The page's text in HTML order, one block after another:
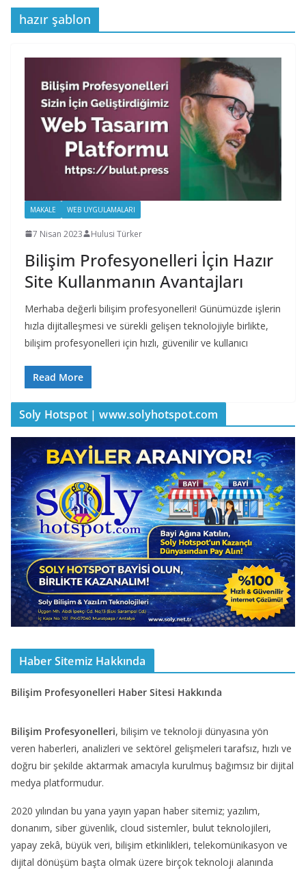
hazır şablon
MAKALE WEB UYGULAMALARI
7 Nisan 2023 Hulusi Türker
Bilişim Profesyonelleri İçin Hazır
Site Kullanmanın Avantajları
Merhaba değerli bilişim profesyonelleri! Günümüzde işlerin
hızla dijitalleşmesi ve sürekli gelişen teknolojiyle birlikte,
bilişim profesyonelleri için hızlı, güvenilir ve kullanıcı
Read More
Soly Hotspot | www.solyhotspot.com
Haber Sitemiz Hakkında
Bilişim Profesyonelleri Haber Sitesi Hakkında
Bilişim Profesyonelleri, bilişim ve teknoloji dünyasına yön
veren haberleri, analizleri ve sektörel gelişmeleri tarafsız, hızlı ve
doğru bir şekilde aktarmak amacıyla kurulmuş bağımsız bir dijital
medya platformudur.
2020 yılından bu yana yayın yapan haber sitemiz; yazılım,
donanım, siber güvenlik, cloud sistemler, bulut teknolojileri,
yapay zekâ, büyük veri, bilişim etkinlikleri, telekomünikasyon ve
dijital dönüşüm başta olmak üzere birçok teknoloji alanında